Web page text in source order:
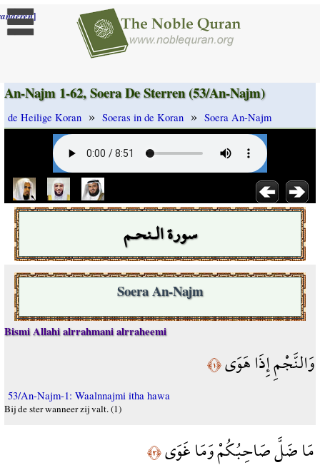
]
An-Najm 1-62, Soera De Sterren (53/An-Najm)
de Heilige Koran » Soeras in de Koran » Soera An-Najm
سورة الـنحـم
Soera An-Najm
Bismi Allahi alrrahmani alrraheemi
وَالنَّجْمِ إِذَا هَوَى﴿١﴾
53/An-Najm-1: Waalnnajmi itha hawa
Bij de ster wanneer zij valt. (1)
مَا ضَلَّ صَاحِبُكُمْ وَمَا غَوَى﴿٢﴾